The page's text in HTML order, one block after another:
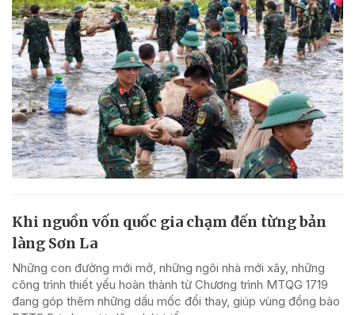
Khi nguồn vốn quốc gia chạm đến từng bản
làng Sơn La
Những con đường mới mở, những ngôi nhà mới xây, những
công trình thiết yếu hoàn thành từ Chương trình MTQG 1719
đang góp thêm những dấu mốc đổi thay, giúp vùng đồng bào